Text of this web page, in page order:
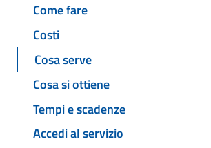
Come fare
Costi
Cosa serve
Cosa si ottiene
Tempi e scadenze
Accedi al servizio